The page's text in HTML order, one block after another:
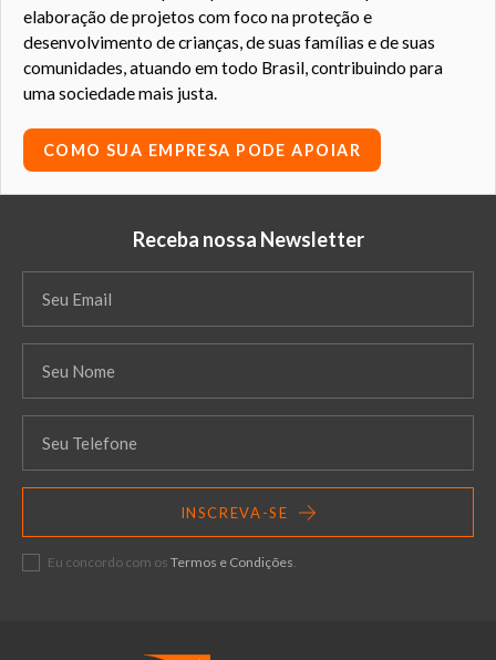
elaboração de projetos com foco na proteção e
desenvolvimento de crianças, de suas famílias e de suas
comunidades, atuando em todo Brasil, contribuindo para
uma sociedade mais justa.
COMO SUA EMPRESA PODE APOIAR
Receba nossa Newsletter
INSCREVA-SE
Eu concordo com os Termos e Condições.